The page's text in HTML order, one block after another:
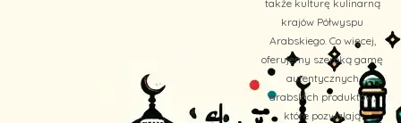
także kulturę kulinarną
krajów Półwyspu
Arabskiego. Co więcej,
oferujemy szeroką gamę
autentycznych
arabskich produktów,
które pozwalają